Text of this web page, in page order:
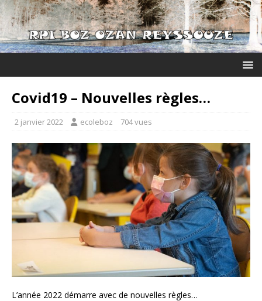
Covid19 – Nouvelles règles…
2 janvier 2022 ecoleboz 704 vues
L’année 2022 démarre avec de nouvelles règles…